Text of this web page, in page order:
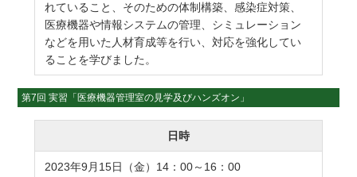
れていること、そのための体制構築、感染症対策、
医療機器や情報システムの管理、シミュレーション
などを用いた人材育成等を行い、対応を強化してい
ることを学びました。
第7回 実習「医療機器管理室の見学及びハンズオン」
日時
2023年9月15日（金）14：00～16：00